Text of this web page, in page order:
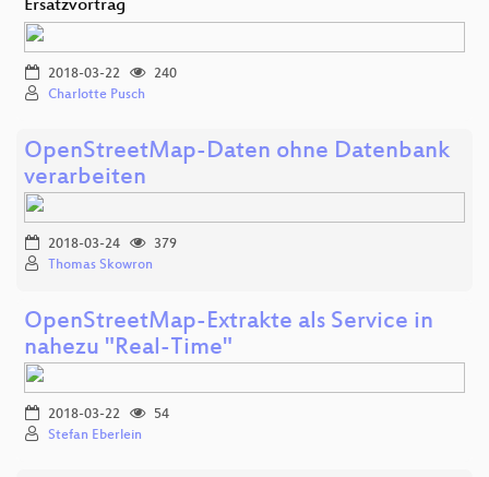
Ersatzvortrag
2018-03-22
240
Charlotte Pusch
OpenStreetMap-Daten ohne Datenbank
verarbeiten
2018-03-24
379
Thomas Skowron
OpenStreetMap-Extrakte als Service in
nahezu "Real-Time"
2018-03-22
54
Stefan Eberlein